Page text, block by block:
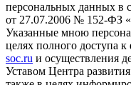
персональных данных в
от 27.07.2006 № 152-ФЗ
Указанные мною
целях полного доступа
soc.ru и осуществления
Уставом Центра